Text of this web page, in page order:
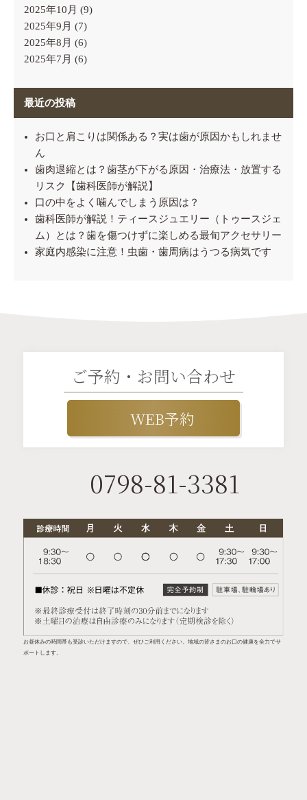
2025年10月 (9)
2025年9月 (7)
2025年8月 (6)
2025年7月 (6)
最近の投稿
お口と肩こりは関係ある？実は歯が原因かもしれませ
ん
歯肉退縮とは？歯茎が下がる原因・治療法・放置する
リスク【歯科医師が解説】
口の中をよく噛んでしまう原因は？
歯科医師が解説！ティースジュエリー（トゥースジェ
ム）とは？歯を傷つけずに楽しめる最旬アクセサリー
家庭内感染に注意！虫歯・歯周病はうつる病気です
ご予約・お問い合わせ
WEB予約
0798-81-3381
お昼休みの時間帯も受診いただけますので、ぜひご利用ください。地域の皆さまのお口の健康を全力でサ
ポートします。